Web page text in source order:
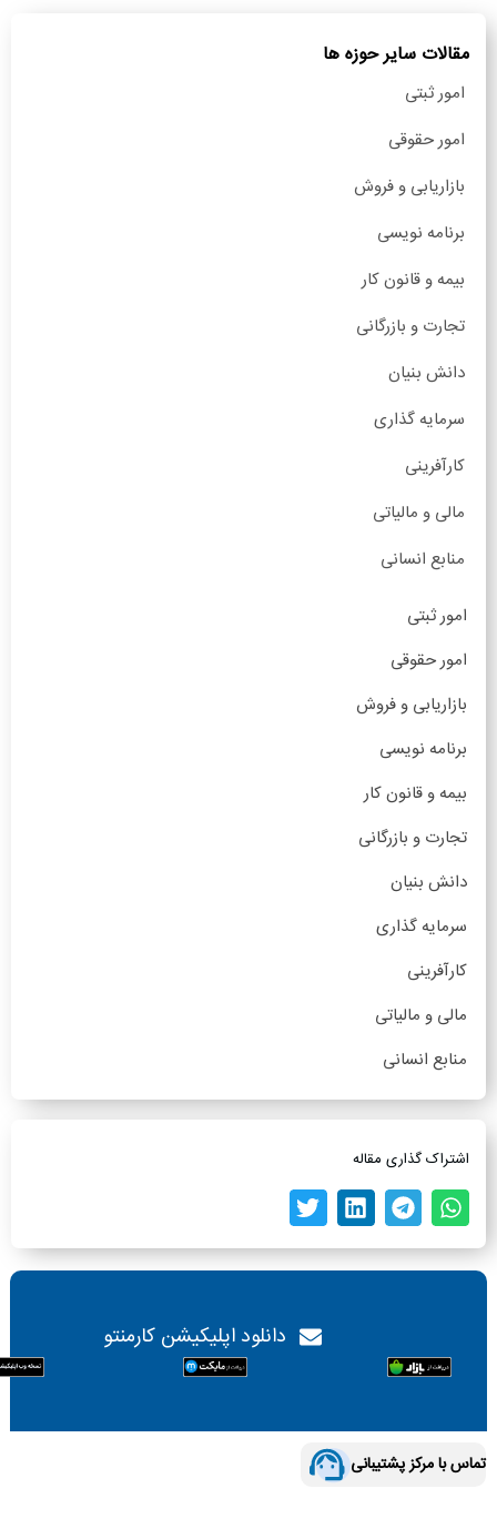
مقالات سایر حوزه ها
امور ثبتی
امور حقوقی
بازاریابی و فروش
برنامه نویسی
بیمه و قانون کار
تجارت و بازرگانی
دانش بنیان
سرمایه گذاری
کارآفرینی
مالی و مالیاتی
منابع انسانی
امور ثبتی
امور حقوقی
بازاریابی و فروش
برنامه نویسی
بیمه و قانون کار
تجارت و بازرگانی
دانش بنیان
سرمایه گذاری
کارآفرینی
مالی و مالیاتی
منابع انسانی
اشتراک گذاری مقاله
دانلود اپلیکیشن کارمنتو
تماس با مرکز پشتیبانی